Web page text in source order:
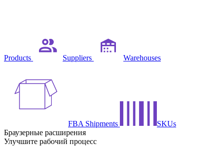
Products Suppliers Warehouses
FBA Shipments
SKUs
Браузерные расширения
Улучшите рабочий процесс